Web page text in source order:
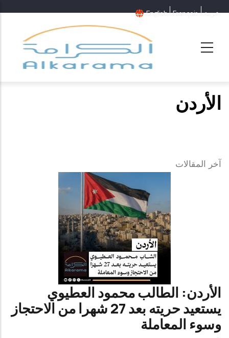
English Français عربية
الأردن
آخر المقالات
الأردن: الطالب محمود العطيوي
يستعيد حريته بعد 27 شهرا من الاحتجاز
وسوء المعاملة